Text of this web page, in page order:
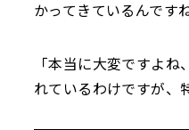
かってきているんです
「本当に大変ですよ
れているわけですが、